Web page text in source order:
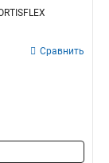
Сравнить